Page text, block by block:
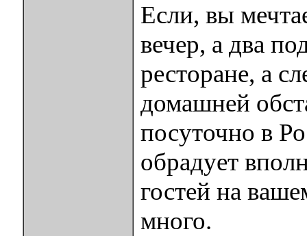
Если, вы
вечер, а два
ресторане, а
домашней
посуточно в
обрадует
гостей на
много.